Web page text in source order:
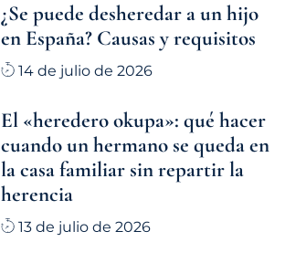
¿Se puede desheredar a un hijo
en España? Causas y requisitos
14 de julio de 2026
El «heredero okupa»: qué hacer
cuando un hermano se queda en
la casa familiar sin repartir la
herencia
13 de julio de 2026